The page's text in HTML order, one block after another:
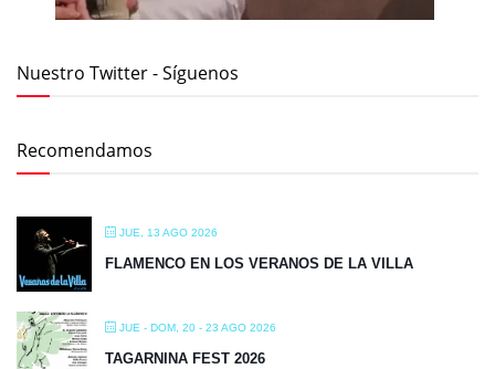
Nuestro Twitter - Síguenos
Recomendamos
JUE, 13 AGO 2026
FLAMENCO EN LOS VERANOS DE LA VILLA
JUE - DOM, 20 - 23 AGO 2026
TAGARNINA FEST 2026